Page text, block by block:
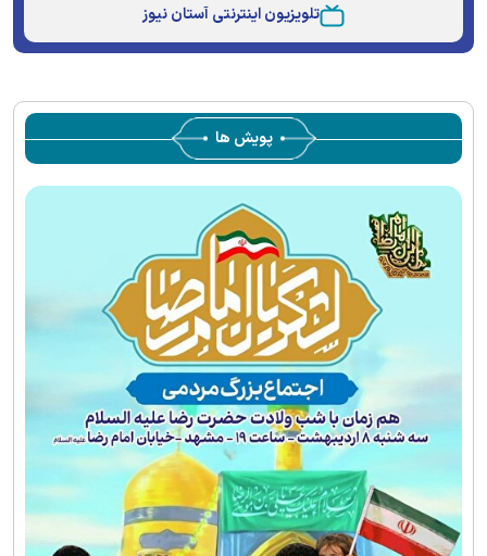
تلویزیون اینترنتی آستان نیوز
پویش ها